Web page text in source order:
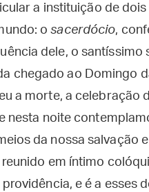
a instituição de
osacerdócio,
dele, o
chegado ao Domingo
a morte, a celebração
nesta noite
da nossa salvação
em íntimo
e é a esses